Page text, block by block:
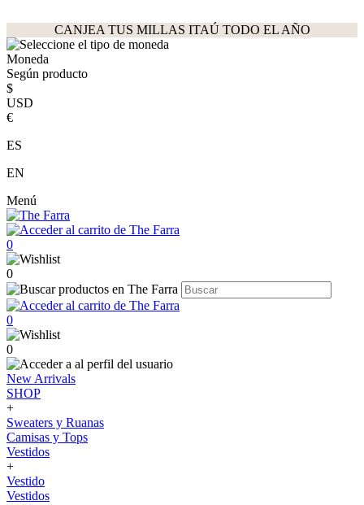
CANJEA TUS MILLAS ITAÚ TODO EL AÑO
Moneda
Según producto
$
USD
€
ES
EN
Menú
0
0
0
0
New Arrivals
SHOP
+
Sweaters y Ruanas
Camisas y Tops
Vestidos
+
Vestido
Vestidos